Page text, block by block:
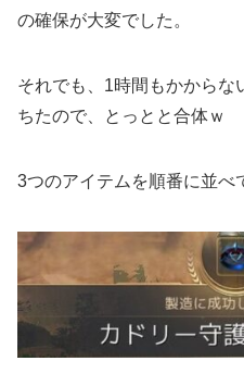
の確保が大変でした。
それでも、1時間もかからな
ちたので、とっとと合体ｗ
3つのアイテムを順番に並べ